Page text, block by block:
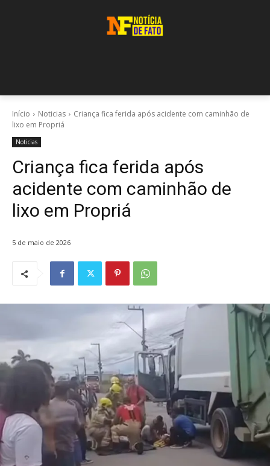
Início Noticias
Criança fica ferida após acidente com caminhão de
lixo em Propriá
Noticias
Criança fica ferida após
acidente com caminhão de
lixo em Propriá
5 de maio de 2026